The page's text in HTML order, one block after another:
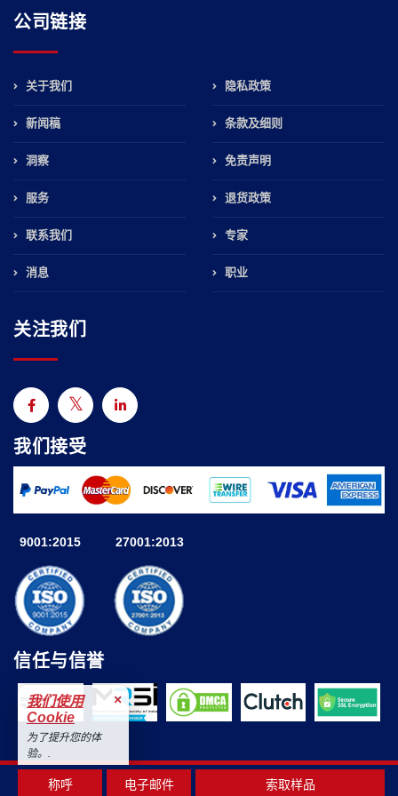
称呼 电子邮件 索取样品
公司链接
关于我们
新闻稿
洞察
服务
联系我们
消息
隐私政策
条款及细则
免责声明
退货政策
专家
职业
关注我们
我们接受
9001:2015 27001:2013
信任与信誉
© 2025 Astute Analytica 版权所有
我们使用
Cookie
×
为了提升您的体
验。.
接受